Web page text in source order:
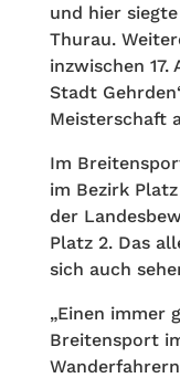
und hier
Thurau.
inzwischen 17.
Stadt
Meisterschaft
Im
im Bezirk
der
Platz 2. Das
sich auch
„Einen immer
Breitensport